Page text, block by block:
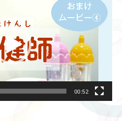
00:52